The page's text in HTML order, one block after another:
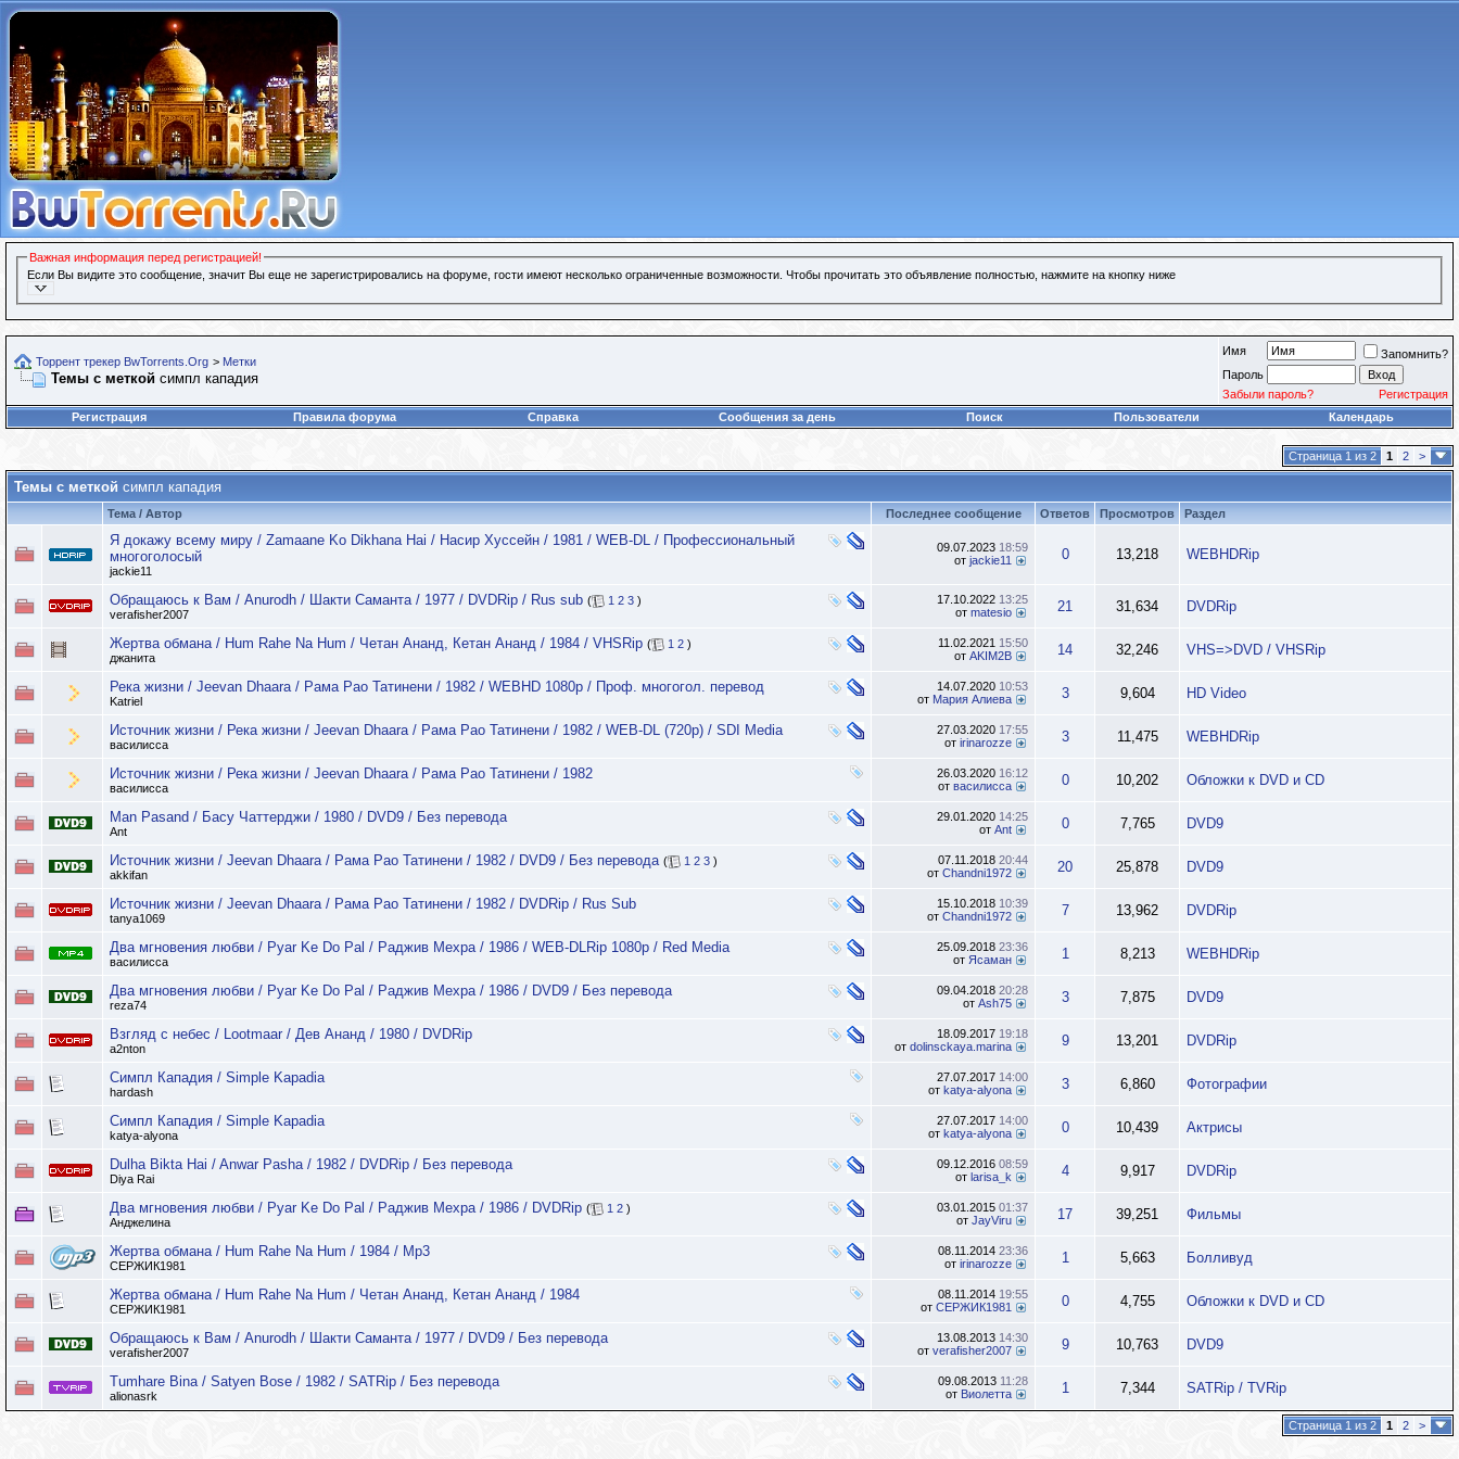
Важная информация перед регистрацией!
Если Вы видите это сообщение, значит Вы еще не зарегистрировались на форуме, гости имеют несколько ограниченные возможности. Чтобы прочитать это объявление полностью, нажмите на кнопку ниже
Торрент трекер BwTorrents.Org > Метки
Темы с меткой симпл кападия
Имя
Запомнить?
Пароль
Забыли пароль?
Регистрация
Регистрация
Правила форума Справка Сообщения за день Поиск Пользователи Календарь
Страница 1 из 2 1 2 >
Темы с меткой симпл кападия
Тема / Автор Последнее сообщение Ответов Просмотров Раздел
Я докажу всему миру / Zamaane Ko Dikhana Hai / Насир Хуссейн / 1981 / WEB-DL / Профессиональный
многоголосый
jackie11
09.07.2023 18:59
от jackie11 0 13,218 WEBHDRip
Обращаюсь к Вам / Anurodh / Шакти Саманта / 1977 / DVDRip / Rus sub ( 1 2 3 )
verafisher2007
17.10.2022 13:25
от matesio 21 31,634 DVDRip
Жертва обмана / Hum Rahe Na Hum / Четан Ананд, Кетан Ананд / 1984 / VHSRip ( 1 2 )
джанита
11.02.2021 15:50
от AKIM2B 14 32,246 VHS=>DVD / VHSRip
Река жизни / Jeevan Dhaara / Рама Рао Татинени / 1982 / WEBHD 1080p / Проф. многогол. перевод
Katriel
14.07.2020 10:53
от Мария Алиева 3 9,604 HD Video
Источник жизни / Река жизни / Jeevan Dhaara / Рама Рао Татинени / 1982 / WEB-DL (720p) / SDI Media
василисса
27.03.2020 17:55
от irinarozze 3 11,475 WEBHDRip
Источник жизни / Река жизни / Jeevan Dhaara / Рама Рао Татинени / 1982
василисса
26.03.2020 16:12
от василисса 0 10,202 Обложки к DVD и CD
Man Pasand / Басу Чаттерджи / 1980 / DVD9 / Без перевода
Ant
29.01.2020 14:25
от Ant 0 7,765 DVD9
Источник жизни / Jeevan Dhaara / Рама Рао Татинени / 1982 / DVD9 / Без перевода ( 1 2 3 )
akkifan
07.11.2018 20:44
от Chandni1972 20 25,878 DVD9
Источник жизни / Jeevan Dhaara / Рама Рао Татинени / 1982 / DVDRip / Rus Sub
tanya1069
15.10.2018 10:39
от Chandni1972 7 13,962 DVDRip
Два мгновения любви / Pyar Ke Do Pal / Раджив Мехра / 1986 / WEB-DLRip 1080p / Red Media
василисса
25.09.2018 23:36
от Ясаман 1 8,213 WEBHDRip
Два мгновения любви / Pyar Ke Do Pal / Раджив Мехра / 1986 / DVD9 / Без перевода
reza74
09.04.2018 20:28
от Ash75 3 7,875 DVD9
Взгляд с небес / Lootmaar / Дев Ананд / 1980 / DVDRip
a2nton
18.09.2017 19:18
от dolinsckaya.marina 9 13,201 DVDRip
Симпл Кападия / Simple Kapadia
hardash
27.07.2017 14:00
от katya-alyona 3 6,860 Фотографии
Симпл Кападия / Simple Kapadia
katya-alyona
27.07.2017 14:00
от katya-alyona 0 10,439 Актрисы
Dulha Bikta Hai / Anwar Pasha / 1982 / DVDRip / Без перевода
Diya Rai
09.12.2016 08:59
от larisa_k 4 9,917 DVDRip
Два мгновения любви / Pyar Ke Do Pal / Раджив Мехра / 1986 / DVDRip ( 1 2 )
Анджелина
03.01.2015 01:37
от JayViru 17 39,251 Фильмы
Жертва обмана / Hum Rahe Na Hum / 1984 / Mp3
СЕРЖИК1981
08.11.2014 23:36
от irinarozze 1 5,663 Болливуд
Жертва обмана / Hum Rahe Na Hum / Четан Ананд, Кетан Ананд / 1984
СЕРЖИК1981
08.11.2014 19:55
от СЕРЖИК1981 0 4,755 Обложки к DVD и CD
Обращаюсь к Вам / Anurodh / Шакти Саманта / 1977 / DVD9 / Без перевода
verafisher2007
13.08.2013 14:30
от verafisher2007 9 10,763 DVD9
Tumhare Bina / Satyen Bose / 1982 / SATRip / Без перевода
alionasrk
09.08.2013 11:28
от Виолетта 1 7,344 SATRip / TVRip
Страница 1 из 2 1 2 >